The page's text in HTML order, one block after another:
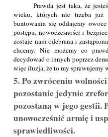
Prawda jest taka, że
wieku, których nie trzeba już
buntowania się oddajemy
postępu, nowoczesności i
zostaje nam odebrana i
chcemy. Nie możemy co
decydować o innych poprzez
więc iluzja, że to my sprawujemy
5. Po zwróceniu
pozostanie jedynie
pozostaną w jego gestii.
unowocześnić armię i
sprawiedliwości.